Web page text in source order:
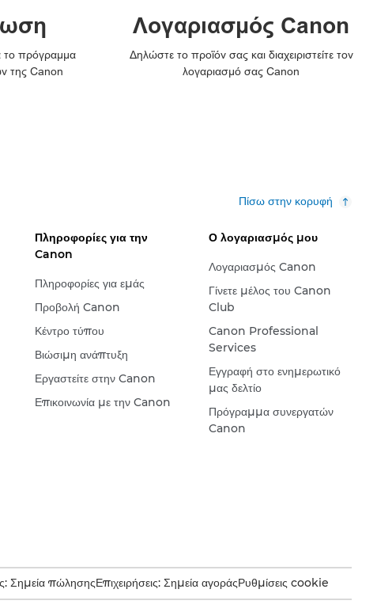
το πρόγραμμα
της Canon
Λογαριασμός Canon
Δηλώστε το προϊόν σας και διαχειριστείτε τον
λογαριασμό σας Canon
Πίσω στην κορυφή
Πληροφορίες για την
Canon
Πληροφορίες για εμάς
Προβολή Canon
Κέντρο τύπου
Βιώσιμη ανάπτυξη
Εργαστείτε στην Canon
Επικοινωνία με την Canon
Ο λογαριασμός μου
Λογαριασμός Canon
Γίνετε μέλος του Canon
Club
Canon Professional
Services
Εγγραφή στο ενημερωτικό
μας δελτίο
Πρόγραμμα συνεργατών
Canon
Σημεία πώλησηςΕπιχειρήσεις: Σημεία αγοράςΡυθμίσεις cookie